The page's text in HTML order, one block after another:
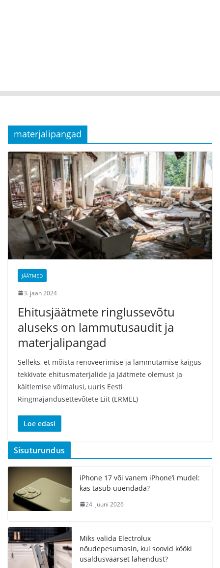
materjalipangad
JÄÄTMED
3. jaan 2024
Ehitusjäätmete ringlussevõtu
aluseks on lammutusaudit ja
materjalipangad
Selleks, et mõista renoveerimise ja lammutamise käigus
tekkivate ehitusmaterjalide ja jäätmete olemust ja
käitlemise võimalusi, uuris Eesti
Ringmajandusettevõtete Liit (ERMEL)
Loe edasi
Sisuturundus
iPhone 17 või vanem iPhone’i mudel:
kas tasub uuendada?
24. juuni 2026
Miks valida Electrolux
nõudepesumasin, kui soovid kööki
usaldusväärset lahendust?